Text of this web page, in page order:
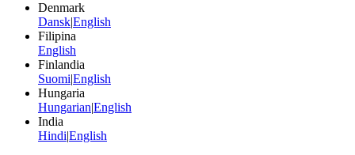
Denmark
DanskEnglish
Filipina
English
Finlandia
SuomiEnglish
Hungaria
HungarianEnglish
India
HindiEnglish